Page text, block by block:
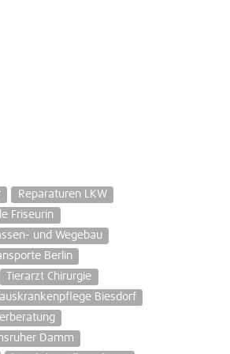
Reparaturen LKW
Friseurin
und Wegebau
Berlin
Tierarzt Chirurgie
Biesdorf
Damm